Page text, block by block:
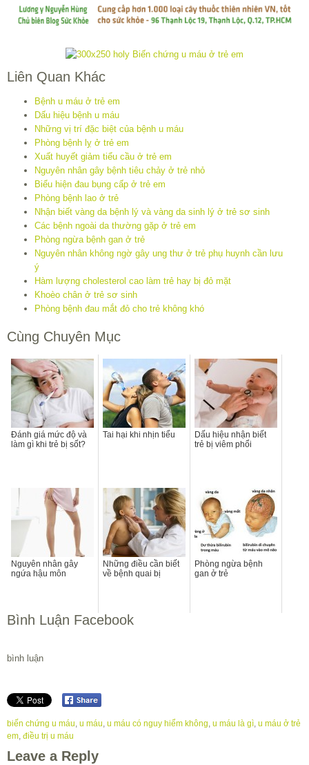
Liên Quan Khác
Bệnh u máu ở trẻ em
Dấu hiệu bệnh u máu
Những vị trí đặc biệt của bệnh u máu
Phòng bệnh lỵ ở trẻ em
Xuất huyết giảm tiểu cầu ở trẻ em
Nguyên nhân gây bệnh tiêu chảy ở trẻ nhỏ
Biểu hiện đau bụng cấp ở trẻ em
Phòng bệnh lao ở trẻ
Nhận biết vàng da bệnh lý và vàng da sinh lý ở trẻ sơ sinh
Các bệnh ngoài da thường gặp ở trẻ em
Phòng ngừa bệnh gan ở trẻ
Nguyên nhân không ngờ gây ung thư ở trẻ phụ huynh cần lưu
ý
Hàm lượng cholesterol cao làm trẻ hay bị đỏ mặt
Khoèo chân ở trẻ sơ sinh
Phòng bệnh đau mắt đỏ cho trẻ không khó
Cùng Chuyên Mục
Đánh giá mức độ và
làm gì khi trẻ bị sốt?
Tai hại khi nhịn tiểu
Dấu hiệu nhận biết
trẻ bị viêm phổi
Nguyên nhân gây
ngứa hậu môn
Những điều cần biết
về bệnh quai bị
Phòng ngừa bệnh
gan ở trẻ
Bình Luận Facebook
bình luận
biến chứng u máu, u máu, u máu có nguy hiểm không, u máu là gì, u máu ở trẻ
em, điều trị u máu
Leave a Reply